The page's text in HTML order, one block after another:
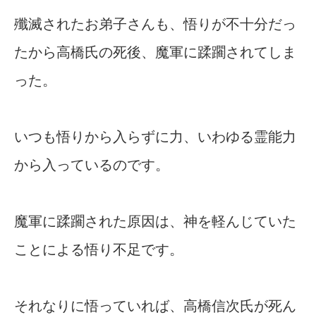
殲滅されたお弟子さんも、悟りが不十分だっ
たから高橋氏の死後、魔軍に蹂躙されてしま
った。
いつも悟りから入らずに力、いわゆる霊能力
から入っているのです。
魔軍に蹂躙された原因は、神を軽んじていた
ことによる悟り不足です。
それなりに悟っていれば、高橋信次氏が死ん